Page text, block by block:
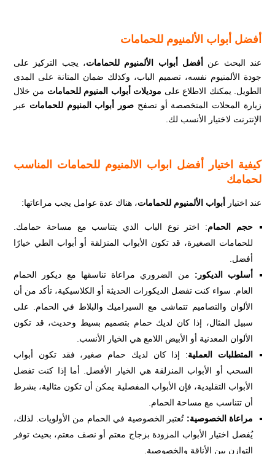
أفضل أبواب الألمنيوم للحمامات
عند البحث عن أفضل أبواب الألمنيوم للحمامات، يجب التركيز على
جودة الألمنيوم نفسه، تصميم الباب، وكذلك ضمان المتانة على المدى
الطويل. يمكنك الاطلاع على موديلات أبواب المنيوم للحمامات من خلال
زيارة المحلات المتخصصة أو تصفح صور أبواب المنيوم للحمامات عبر
الإنترنت لاختيار الأنسب لك.
كيفية اختيار أفضل ابواب الالمنيوم للحمامات المناسب
لحمامك
عند اختيار أبواب الألمنيوم للحمامات، هناك عدة عوامل يجب مراعاتها:
حجم الحمام: اختر نوع الباب الذي يتناسب مع مساحة حمامك.
للحمامات الصغيرة، قد تكون الأبواب المنزلقة أو أبواب الطي خيارًا
أفضل.
أسلوب الديكور: من الضروري مراعاة تناسقها مع ديكور الحمام
العام. سواء كنت تفضل الديكورات الحديثة أو الكلاسيكية، تأكد من أن
الألوان والتصاميم تتماشى مع السيراميك والبلاط في الحمام. على
سبيل المثال، إذا كان لديك حمام بتصميم بسيط وحديث، قد تكون
الألوان المعدنية أو الأبيض اللامع هي الخيار الأنسب.
المتطلبات العملية: إذا كان لديك حمام صغير، فقد تكون أبواب
السحب أو الأبواب المنزلقة هي الخيار الأفضل. أما إذا كنت تفضل
الأبواب التقليدية، فإن الأبواب المفصلية يمكن أن تكون مثالية، بشرط
أن تتناسب مع مساحة الحمام.
مراعاة الخصوصية: تُعتبر الخصوصية في الحمام من الأولويات. لذلك،
يُفضل اختيار الأبواب المزودة بزجاج معتم أو نصف معتم، بحيث توفر
التوازن بين الأناقة والخصوصية.